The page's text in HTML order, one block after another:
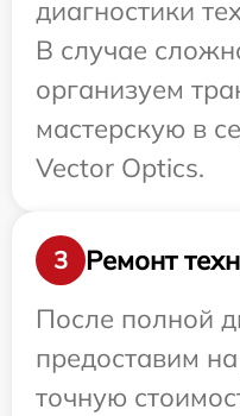
диагностики
В случае
организуем
мастерскую в
Vector Optics.
3
Ремонт
После полной
предоставим
точную